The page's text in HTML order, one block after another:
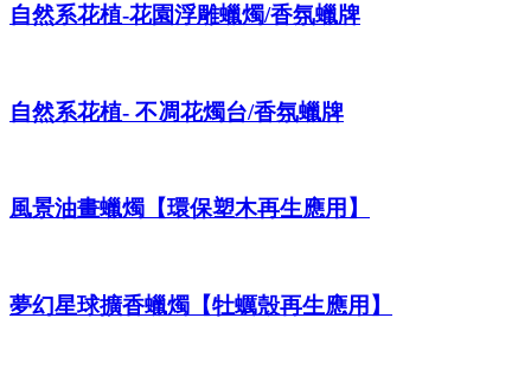
自然系花植-花園浮雕蠟燭/香氛蠟牌
自然系花植- 不凋花燭台/香氛蠟牌
風景油畫蠟燭【環保塑木再生應用】
夢幻星球擴香蠟燭【牡蠣殼再生應用】